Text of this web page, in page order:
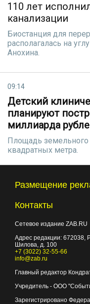
110 лет
канализации
Биостанция для
располагалась на
Анохина.
09:14
Детский
планируют
миллиарда
Плoщадь земельного
квадратных метра.
Размещение
Контакты
Сетевое издание ZAB.RU
Адрес редакции: 672038,
Шилова, д. 100
+7 (3022) 32-55-66
info@zab.ru
Главный редактор
Учредитель - ООО
Зарегистрировано